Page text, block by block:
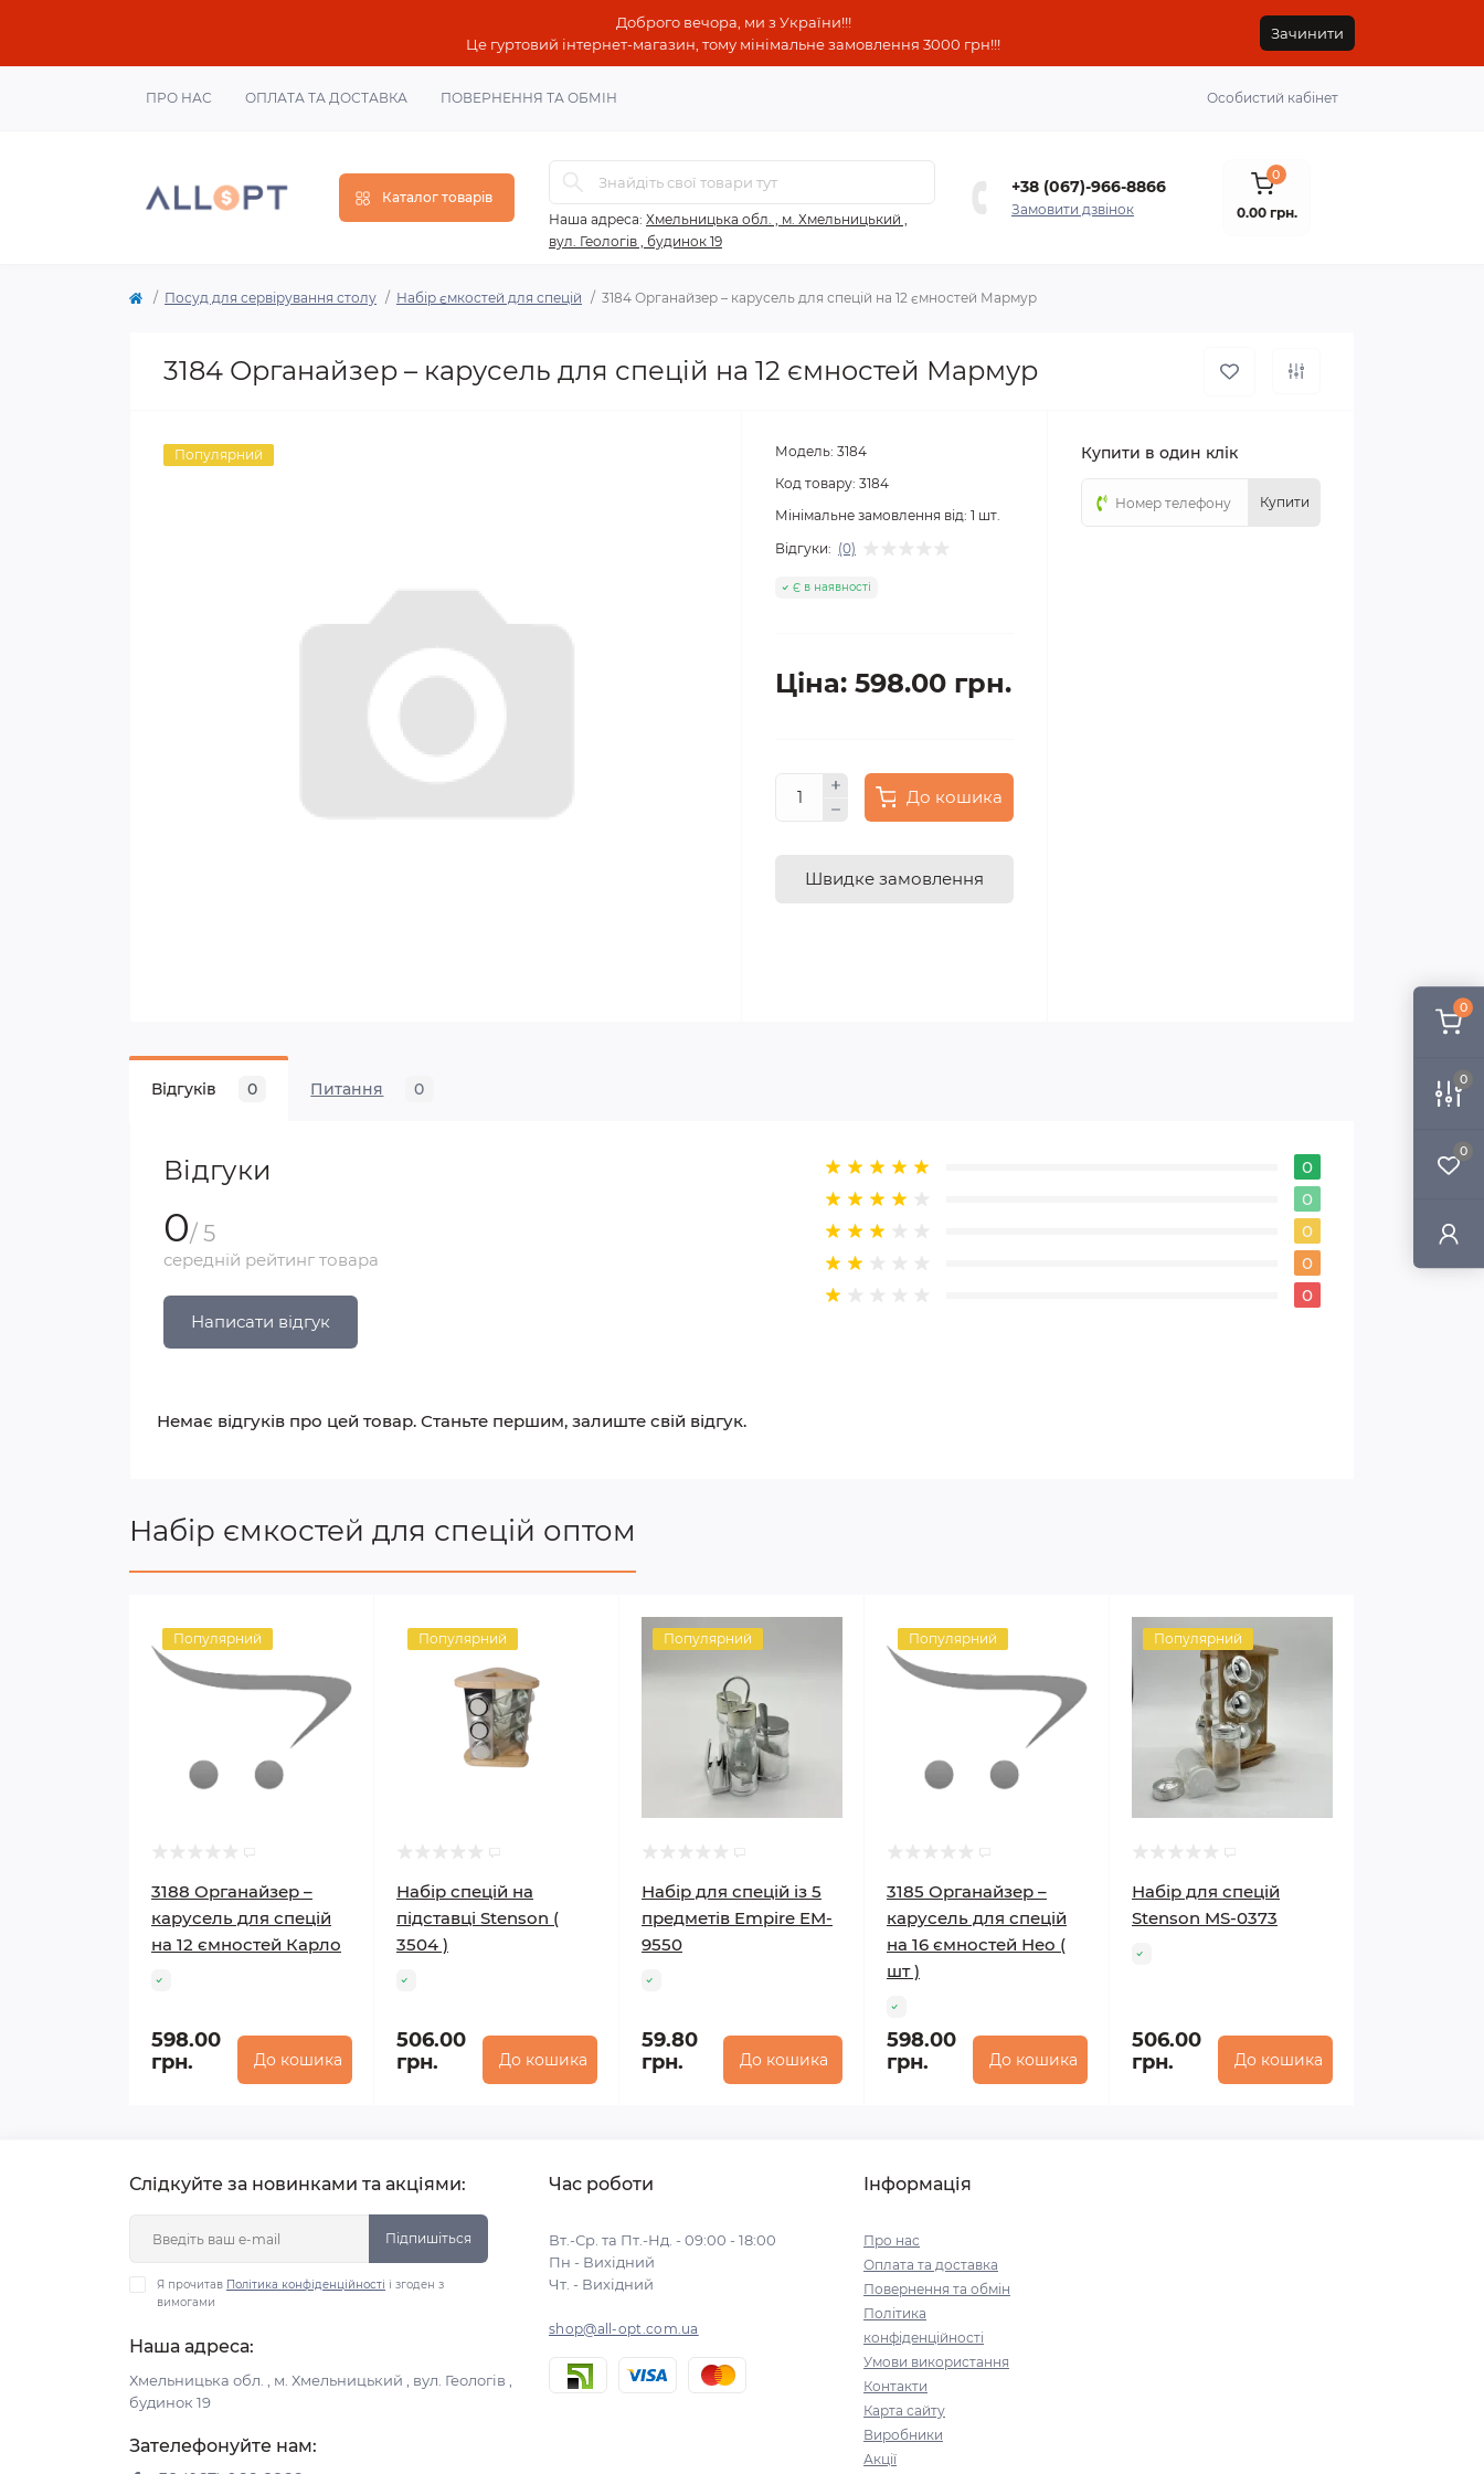
0
0
0
Доброго вечора, ми з України!!!
Це гуртовий інтернет-магазин, тому мінімальне замовлення 3000 грн!!!
Зачинити
ПРО НАС ОПЛАТА ТА ДОСТАВКА ПОВЕРНЕННЯ ТА ОБМІН Особистий кабінет
Каталог товарів
Наша адреса: Хмельницька обл. , м. Хмельницький ,
вул. Геологів , будинок 19
+38 (067)-966-8866
Замовити дзвінок
0
0.00 грн.
Посуд для сервірування столу Набір ємкостей для спецій 3184 Органайзер – карусель для спецій на 12 ємностей Мармур
3184 Органайзер – карусель для спецій на 12 ємностей Мармур
Популярний Модель: 3184
Код товару: 3184
Мінімальне замовлення від: 1 шт.
Відгуки: (0)
Є в наявності
Ціна: 598.00 грн.
До кошика
Швидке замовлення
Купити в один клік
Купити
Відгуків 0 Питання 0
Відгуки
0/ 5
середній рейтинг товара
Написати відгук
0
0
0
0
0
Немає відгуків про цей товар. Станьте першим, залиште свій відгук.
Набір ємкостей для спецій оптом
Популярний
3188 Органайзер –
карусель для спецій
на 12 ємностей Карло
598.00
грн.
До кошика
Популярний
Набір спецій на
підставці Stenson (
3504 )
506.00
грн.
До кошика
Популярний
Набір для спецій із 5
предметів Empire EM-
9550
59.80
грн.
До кошика
Популярний
3185 Органайзер –
карусель для спецій
на 16 ємностей Нео (
шт )
598.00
грн.
До кошика
Популярний
Набір для спецій
Stenson MS-0373
506.00
грн.
До кошика
Слідкуйте за новинками та акціями:
Підпишіться
Я прочитав Політика конфіденційності і згоден з
вимогами
Наша адреса:
Хмельницька обл. , м. Хмельницький , вул. Геологів ,
будинок 19
Зателефонуйте нам:
Час роботи
Вт.-Ср. та Пт.-Нд. - 09:00 - 18:00
Пн - Вихідний
Чт. - Вихідний
shop@all-opt.com.ua
Інформація
Про нас
Оплата та доставка
Повернення та обмін
Політика
конфіденційності
Умови використання
Контакти
Карта сайту
Виробники
Акції